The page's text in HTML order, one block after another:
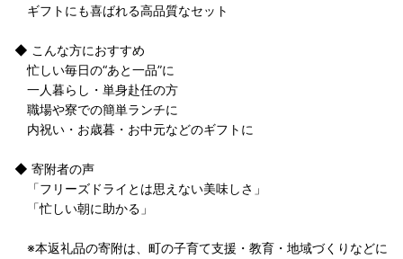
ギフトにも喜ばれる高品質なセット
◆ こんな方におすすめ
忙しい毎日の“あと一品”に
一人暮らし・単身赴任の方
職場や寮での簡単ランチに
内祝い・お歳暮・お中元などのギフトに
◆ 寄附者の声
「フリーズドライとは思えない美味しさ」
「忙しい朝に助かる」
※本返礼品の寄附は、町の子育て支援・教育・地域づくりなどに